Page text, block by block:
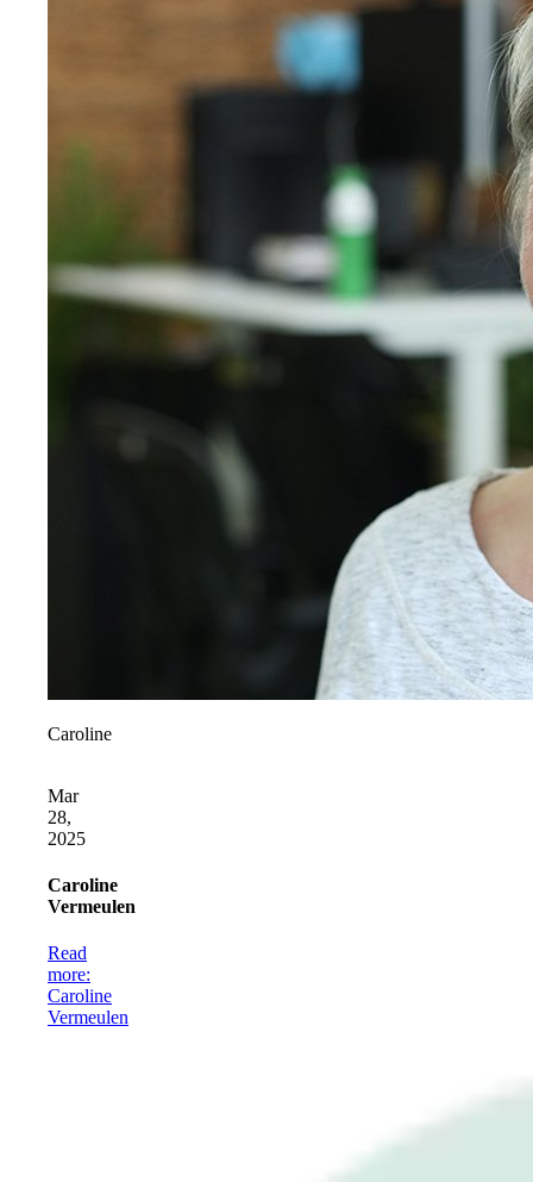
Caroline
Mar
28,
2025
Caroline
Vermeulen
Read
more:
Caroline
Vermeulen